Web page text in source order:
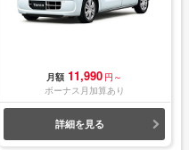
月額 11,990 円～
ボーナス月加算あり
詳細を見る